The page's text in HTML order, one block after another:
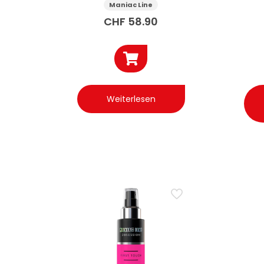
Maniac Line
CHF 58.90
Weiterlesen